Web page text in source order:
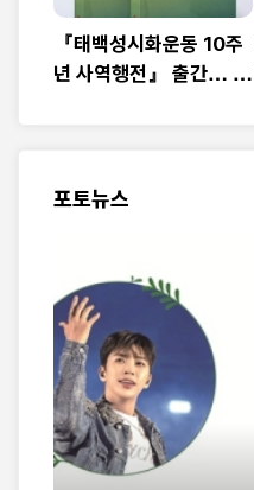
『태백성시화운동 10주
년 사역행전』 출간… 교
포토뉴스